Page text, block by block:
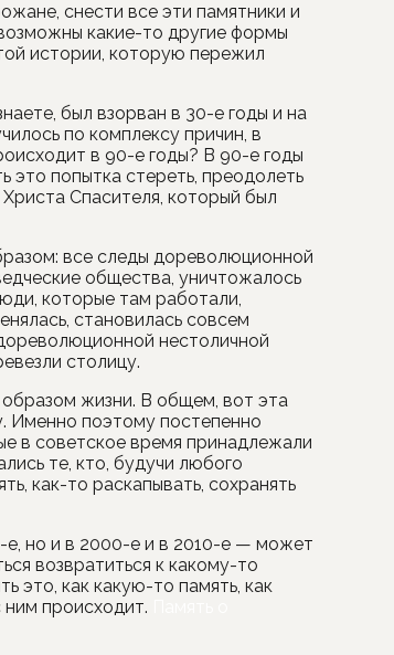
снести все эти памятники и
какие-то другие формы
истории, которую пережил
был взорван в 30-е годы и на
по комплексу причин, в
в 90-е годы? В 90-е годы
попытка стереть, преодолеть
Спасителя, который был
все следы дореволюционной
общества, уничтожалось
которые там работали,
становилась совсем
нестоличной
столицу.
жизни. В общем, вот эта
Именно поэтому постепенно
в советское время принадлежали
те, кто, будучи любого
как-то раскапывать, сохранять
е, но и в 2000-е и в 2010-е — может
возвратиться к какому-то
это, как какую-то память, как
ним происходит.